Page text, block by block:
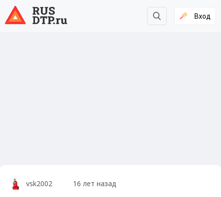
Вход
vsk2002 16 лет назад